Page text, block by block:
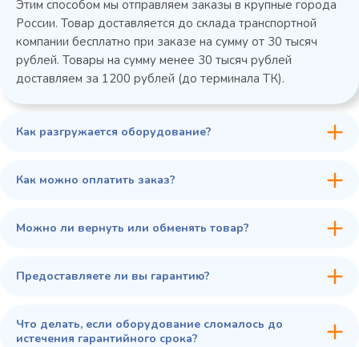
45 900 ₽
Этим способом мы отправляем заказы в крупные города
России. Товар доставляется до склада транспортной
компании бесплатно при заказе на сумму от 30 тысяч
рублей. Товары на сумму менее 30 тысяч рублей
доставляем за 1200 рублей (до терминала ТК).
Как разгружается оборудование?
Как можно оплатить заказ?
Можно ли вернуть или обменять товар?
Предоставляете ли вы гарантию?
Что делать, если оборудование сломалось до
истечения гарантийного срока?